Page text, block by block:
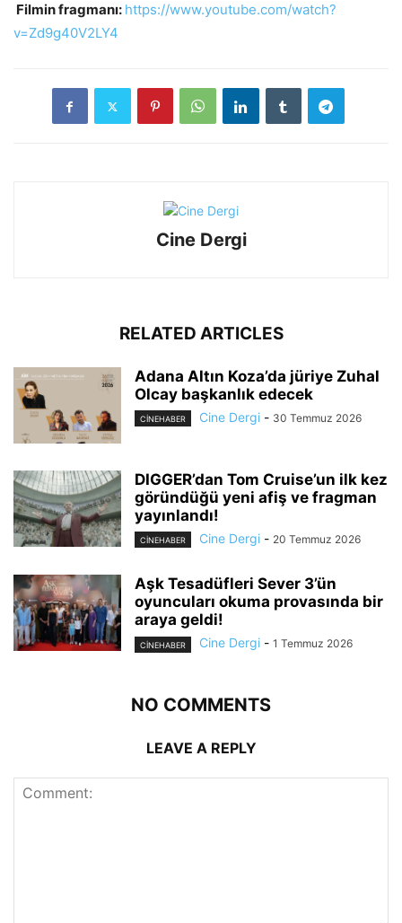
Filmin fragmanı: https://www.youtube.com/watch?
v=Zd9g40V2LY4
Cine Dergi
RELATED ARTICLES
Adana Altın Koza’da jüriye Zuhal
Olcay başkanlık edecek
CINEHABER Cine Dergi - 30 Temmuz 2026
DIGGER’dan Tom Cruise’un ilk kez
göründüğü yeni afiş ve fragman
yayınlandı!
CINEHABER Cine Dergi - 20 Temmuz 2026
Aşk Tesadüfleri Sever 3’ün
oyuncuları okuma provasında bir
araya geldi!
CINEHABER Cine Dergi - 1 Temmuz 2026
NO COMMENTS
LEAVE A REPLY